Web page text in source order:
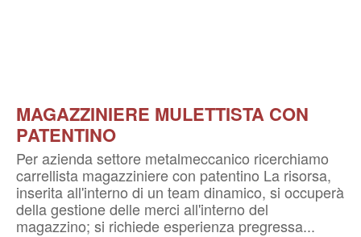
MAGAZZINIERE MULETTISTA CON
PATENTINO
Per azienda settore metalmeccanico ricerchiamo
carrellista magazziniere con patentino La risorsa,
inserita all'interno di un team dinamico, si occuperà
della gestione delle merci all'interno del
magazzino; si richiede esperienza pregressa...